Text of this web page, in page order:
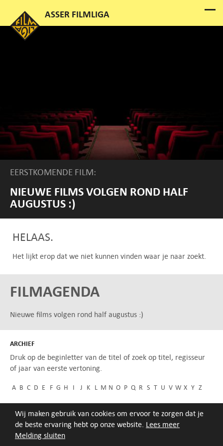
Melding sluiten
Wij maken gebruik van cookies om ervoor te zorgen dat je
de beste ervaring hebt op onze website. Lees meer
EERSTKOMENDE FILM:
NIEUWE FILMS VOLGEN ROND HALF
AUGUSTUS :)
HELAAS.
Het lijkt erop dat we niet kunnen vinden waar je naar zoekt.
FILMAGENDA
Nieuwe films volgen rond half augustus :)
ARCHIEF
Druk op de beginletter van de titel of zoek op titel, regisseur
of jaar van eerste vertoning.
A B C D E F G H I J K L M N O P Q R S T U V W X Y Z